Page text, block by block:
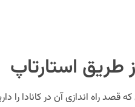
طریق استارتاپ
راه اندازی آن در کانادا را